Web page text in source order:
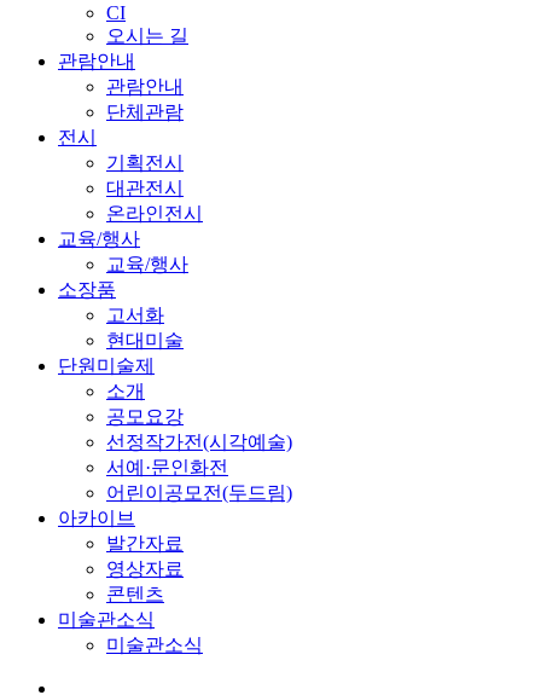
CI
오시는 길
관람안내
관람안내
단체관람
전시
기획전시
대관전시
온라인전시
교육/행사
교육/행사
소장품
고서화
현대미술
단원미술제
소개
공모요강
선정작가전(시각예술)
서예·문인화전
어린이공모전(두드림)
아카이브
발간자료
영상자료
콘텐츠
미술관소식
미술관소식